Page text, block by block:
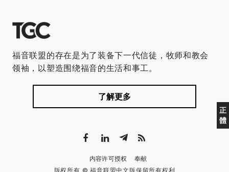
正
體
福音联盟的存在是为了装备下一代信徒，牧师和教会
领袖，以塑造围绕福音的生活和事工。
了解更多
内容许可授权
奉献
版权所有 © 福音联盟中文版保留所有权利